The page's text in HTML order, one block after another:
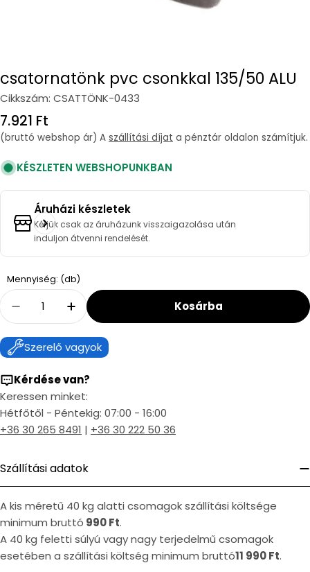
csatornatönk pvc csonkkal 135/50 ALU
Cikkszám: CSATTÖNK-0433
Regular
price
7.921 Ft
(bruttó webshop ár) A szállítási díjat a pénztár oldalon számítjuk.
KÉSZLETEN WEBSHOPUNKBAN
Áruházi készletek
Kérjük csak az áruházunk visszaigazolása után
induljon átvenni rendelését.
Mennyiség: (db)Quantity
Decrease Quantity For Csatornatönk Pvc
Increase Quantity For Csatornatönk
Kosárba
Szerelő vagyok
Kérdése van?
Keressen minket:
Hétfőtől - Péntekig: 07:00 - 16:00
+36 30 265 8491 | +36 30 222 50 36
Szállítási adatok
A kis méretű 40 kg alatti csomagok szállítási költsége
minimum bruttó 990 Ft.
A 40 kg feletti súlyú vagy nagy terjedelmű csomagok
esetében a szállítási költség minimum bruttó11 990 Ft.